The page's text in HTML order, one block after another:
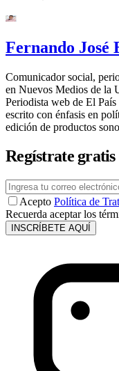
Fernando
Comunicador social,
en Nuevos Medios de la
Periodista web de El
escrito con énfasis en
edición de productos
Regístrate
Acepto Política de
Recuerda aceptar los
INSCRÍBETE AQUÍ